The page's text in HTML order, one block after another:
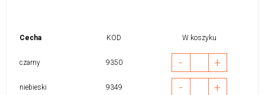
Cecha KOD W koszyku
czarny 9350 - +
niebieski 9349 - +